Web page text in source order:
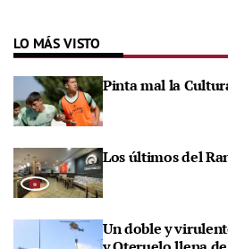
LO MÁS VISTO
Pinta mal la
Los últimos del
Un doble y